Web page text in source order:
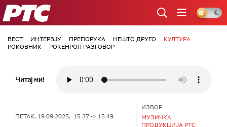
РТС
ВЕСТ ИНТЕРВЈУ ПРЕПОРУКА НЕШТО ДРУГО
КУЛТУРА
РОКОВНИК
РОКЕНРОЛ РАЗГОВОР
Читај ми!
ПЕТАК, 19.09.2025, 15:37 -> 15:49
ИЗВОР:
МУЗИЧКА
ПРОДУКЦИЈА РТС